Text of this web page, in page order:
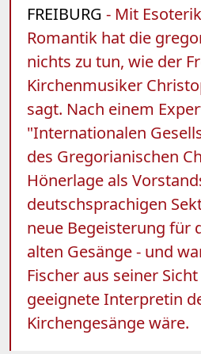
FREIBURG - Mit
Romantik hat die
nichts zu tun, wie der
Kirchenmusiker
sagt. Nach einem
"Internationalen
des Gregorianischen
Hönerlage als
deutschsprachigen
neue Begeisterung für
alten Gesänge - und
Fischer aus seiner
geeignete Interpretin
Kirchengesänge wäre.